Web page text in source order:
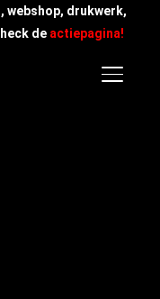
webshop, drukwerk,
de actiepagina!